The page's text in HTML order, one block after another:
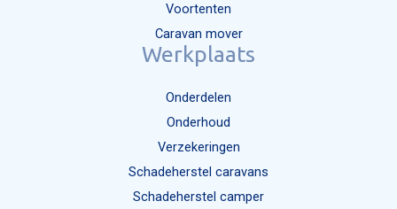
Voortenten
Caravan mover
Werkplaats
Onderdelen
Onderhoud
Verzekeringen
Schadeherstel caravans
Schadeherstel camper